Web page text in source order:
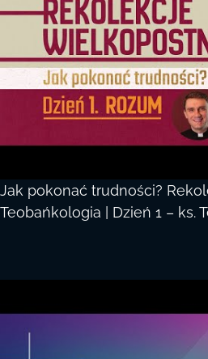
Jak pokonać trudności?
Teobańkologia | Dzień 1 – ks.